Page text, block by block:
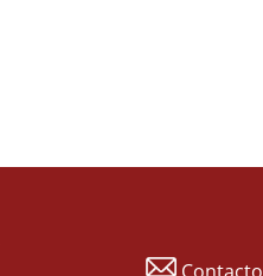
Contacto